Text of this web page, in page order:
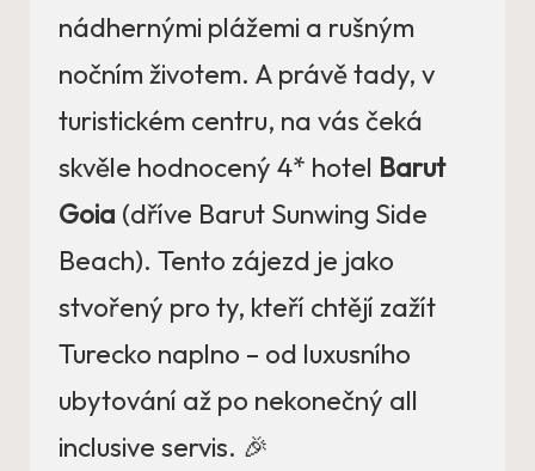
nádhernými plážemi a rušným
nočním životem. A právě tady, v
turistickém centru, na vás čeká
skvěle hodnocený 4* hotel Barut
Goia (dříve Barut Sunwing Side
Beach). Tento zájezd je jako
stvořený pro ty, kteří chtějí zažít
Turecko naplno – od luxusního
ubytování až po nekonečný all
inclusive servis. 🎉